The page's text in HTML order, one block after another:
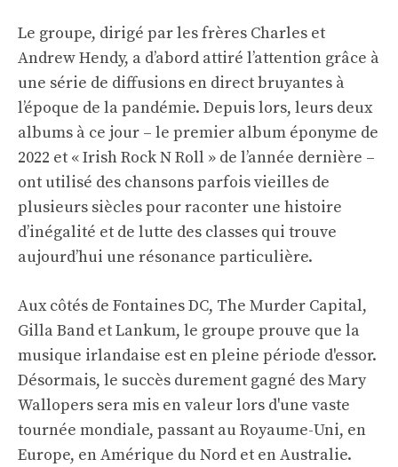
Le groupe, dirigé par les frères Charles et
Andrew Hendy, a d’abord attiré l’attention grâce à
une série de diffusions en direct bruyantes à
l’époque de la pandémie. Depuis lors, leurs deux
albums à ce jour – le premier album éponyme de
2022 et « Irish Rock N Roll » de l’année dernière –
ont utilisé des chansons parfois vieilles de
plusieurs siècles pour raconter une histoire
d’inégalité et de lutte des classes qui trouve
aujourd’hui une résonance particulière.
Aux côtés de Fontaines DC, The Murder Capital,
Gilla Band et Lankum, le groupe prouve que la
musique irlandaise est en pleine période d'essor.
Désormais, le succès durement gagné des Mary
Wallopers sera mis en valeur lors d'une vaste
tournée mondiale, passant au Royaume-Uni, en
Europe, en Amérique du Nord et en Australie.